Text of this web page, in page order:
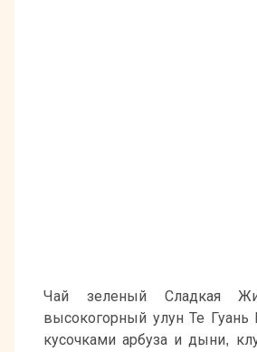
Чай зеленый Сладкая
высокогорный улун Те
кусочками арбуза и дыни,